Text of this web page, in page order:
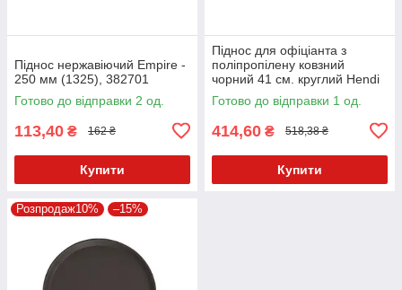
Піднос нержавіючий Empire -
250 мм (1325), 382701
Готово до відправки 2 од.
113,40 ₴ 162 ₴
Купити
Піднос для офіціанта з
поліпропілену ковзний
чорний 41 см. круглий Hendi
Готово до відправки 1 од.
414,60 ₴ 518,38 ₴
Купити
Розпродаж10% –15%